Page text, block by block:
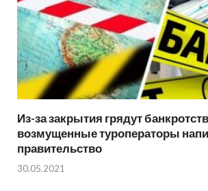
Из-за закрытия грядут
возмущенные туроператоры
правительство
30.05.2021